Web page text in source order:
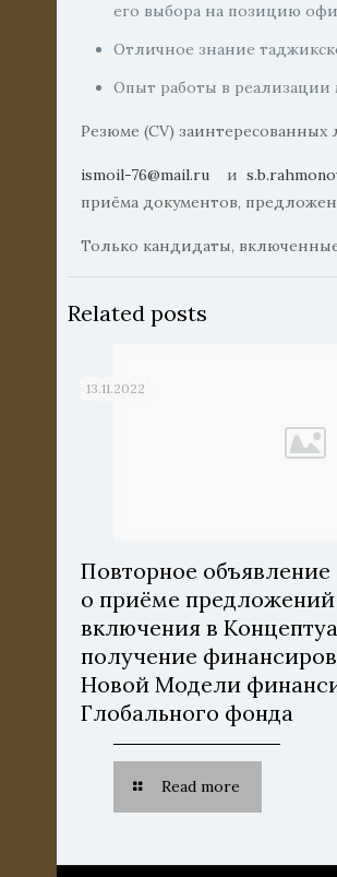
его выбора на позицию
Отличное знание
Опыт работы в реализации
Резюме (CV)
ismoil-76@mail.ru и
приёма документов,
Только кандидаты,
Related posts
13.11.2022
Повторное
о приёме
включения в
получение
Новой Модели
Глобального фонда
Read more